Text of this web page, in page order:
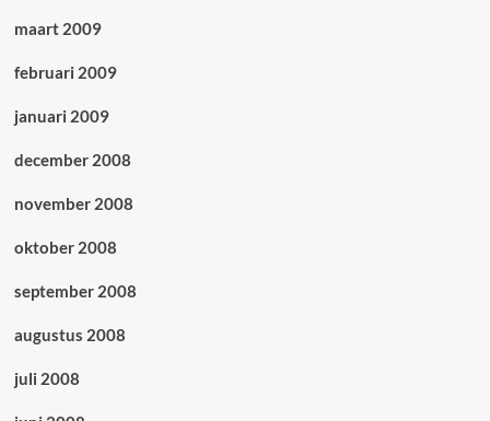
maart 2009
februari 2009
januari 2009
december 2008
november 2008
oktober 2008
september 2008
augustus 2008
juli 2008